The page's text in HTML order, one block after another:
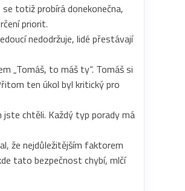
se totiž probírá donekonečna,
priorit.
nedodržuje, lidé přestávají
„Tomáš, to máš ty“. Tomáš si
ten úkol byl kritický pro
chtěli. Každý typ porady má
že nejdůležitějším faktorem
tato bezpečnost chybí, mlčí